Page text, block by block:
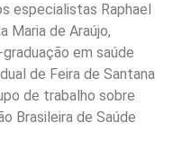
especialistas Raphael
Maria de Araújo,
em saúde
de Feira de Santana
de trabalho sobre
Brasileira de Saúde